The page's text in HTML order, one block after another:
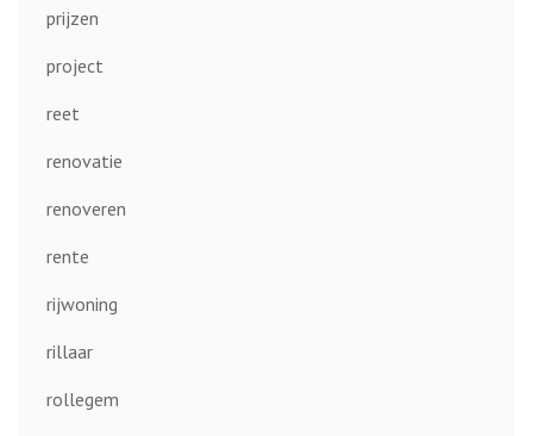
prijzen
project
reet
renovatie
renoveren
rente
rijwoning
rillaar
rollegem